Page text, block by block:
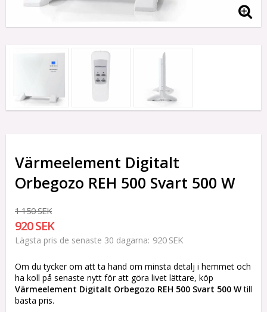
Värmeelement Digitalt
Orbegozo REH 500 Svart 500 W
1 150 SEK
920 SEK
Lägsta pris de senaste 30 dagarna 920 SEK
Om du tycker om att ta hand om minsta detalj i hemmet och
ha koll på senaste nytt för att göra livet lättare, köp
Värmeelement Digitalt Orbegozo REH 500 Svart 500 Wtill
bästa pris.